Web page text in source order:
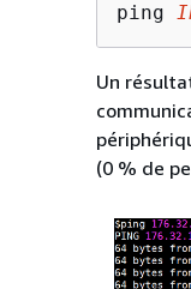
ping
Un
(0 % de